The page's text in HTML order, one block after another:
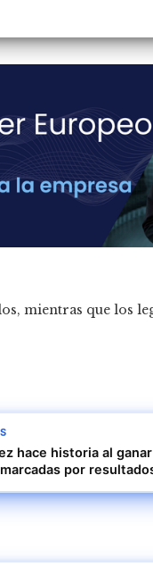
mientras que los
hace historia al
por